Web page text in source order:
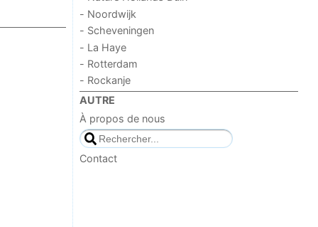
- Noordwijk
- Scheveningen
- La Haye
- Rotterdam
- Rockanje
AUTRE
À propos de nous
Contact